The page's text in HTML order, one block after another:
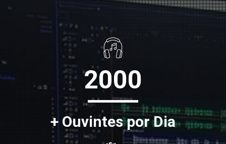
2000
+ Ouvintes por Dia